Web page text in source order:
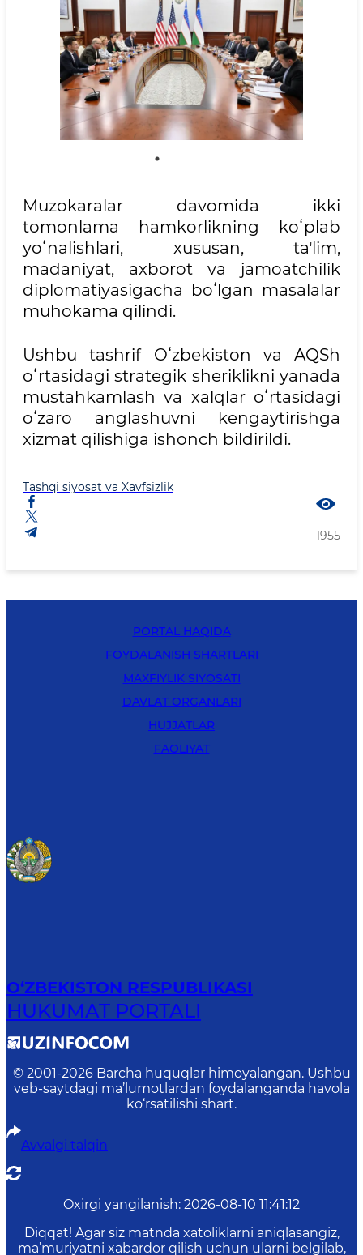
Muzokaralar davomida ikki
tomonlama hamkorlikning koʻplab
yoʻnalishlari, xususan, taʼlim,
madaniyat, axborot va jamoatchilik
diplomatiyasigacha boʻlgan masalalar
muhokama qilindi.
Ushbu tashrif Oʻzbekiston va AQSh
oʻrtasidagi strategik sheriklikni yanada
mustahkamlash va xalqlar oʻrtasidagi
oʻzaro anglashuvni kengaytirishga
xizmat qilishiga ishonch bildirildi.
Tashqi siyosat va Xavfsizlik
1955
PORTAL HAQIDA
FOYDALANISH SHARTLARI
MAXFIYLIK SIYOSATI
DAVLAT ORGANLARI
HUJJATLAR
FAOLIYAT
O‘ZBEKISTON RESPUBLIKASI
HUKUMAT PORTALI
© 2001-2026 Barcha huquqlar himoyalangan. Ushbu
veb-saytdagi ma’lumotlardan foydalanganda havola
ko‘rsatilishi shart.
Avvalgi talqin
Oxirgi yangilanish: 2026-08-10 11:41:12
Diqqat! Agar siz matnda xatoliklarni aniqlasangiz,
ma’muriyatni xabardor qilish uchun ularni belgilab,